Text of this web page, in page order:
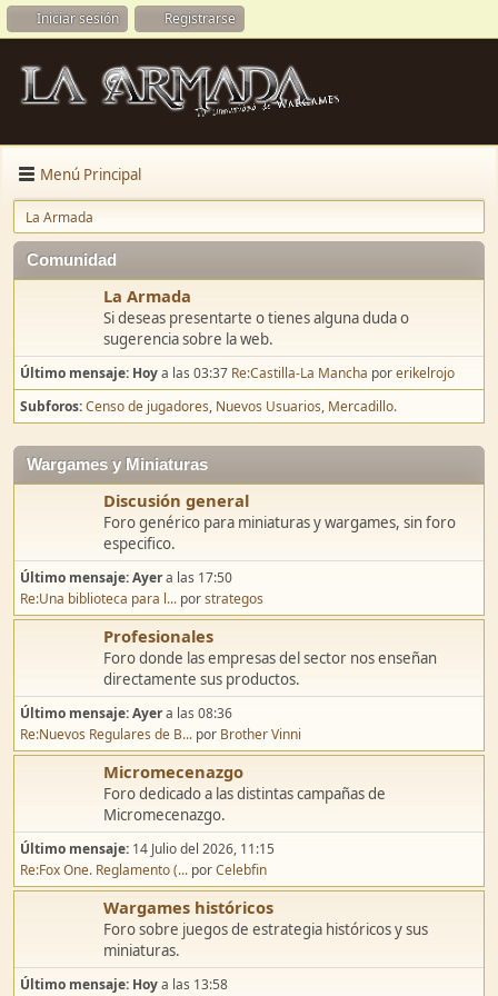
Iniciar sesión Registrarse
Menú Principal
La Armada
Comunidad
La Armada
Si deseas presentarte o tienes alguna duda o
sugerencia sobre la web.
Último mensaje: Hoya las 03:37 Re:Castilla-La Mancha porerikelrojo
Subforos Censo de jugadores Nuevos Usuarios Mercadillo.
Wargames y Miniaturas
Discusión general
Foro genérico para miniaturas y wargames, sin foro
especifico.
Último mensaje:Ayera las 17:50
Re:Una biblioteca para l... porstrategos
Profesionales
Foro donde las empresas del sector nos enseñan
directamente sus productos.
Último mensaje:Ayera las 08:36
Re:Nuevos Regulares de B... por Brother Vinni
Micromecenazgo
Foro dedicado a las distintas campañas de
Micromecenazgo.
Último mensaje: 14 Julio del 2026, 11:15
Re:Fox One. Reglamento (... porCelebfin
Wargames históricos
Foro sobre juegos de estrategia históricos y sus
miniaturas.
Último mensaje: Hoya las 13:58